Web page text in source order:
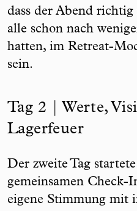
dass der Abend
alle schon nach
hatten, im Retreat-
sein.
Tag 2 | Werte,
Lagerfeuer
Der zweite Tag
gemeinsamen Check-
eigene Stimmung mit